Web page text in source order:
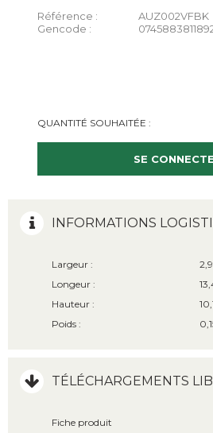
Référence :
AUZ002VFBK
Gencode :
QUANTITÉ SOUHAITÉE :
SE
INFORMATIONS
Largeur :
Longeur :
Hauteur :
Poids :
TÉLÉCHARGEMENTS
Fiche produit